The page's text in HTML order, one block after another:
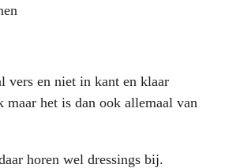
vers en niet in kant en klaar
maar het is dan ook allemaal van
horen wel dressings bij.